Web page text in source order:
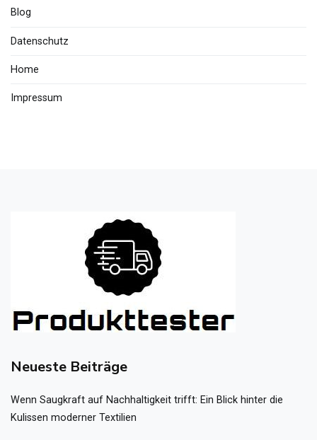
Blog
Datenschutz
Home
Impressum
Neueste Beiträge
Wenn Saugkraft auf Nachhaltigkeit trifft: Ein Blick hinter die
Kulissen moderner Textilien